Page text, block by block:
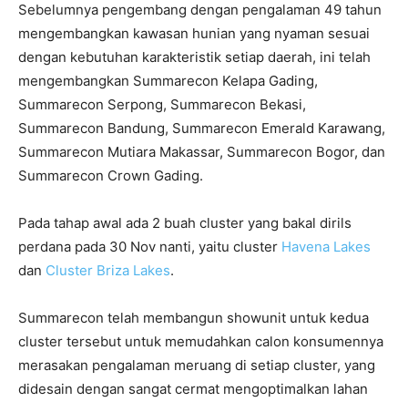
Sebelumnya pengembang dengan pengalaman 49 tahun
mengembangkan kawasan hunian yang nyaman sesuai
dengan kebutuhan karakteristik setiap daerah, ini telah
mengembangkan Summarecon Kelapa Gading,
Summarecon Serpong, Summarecon Bekasi,
Summarecon Bandung, Summarecon Emerald Karawang,
Summarecon Mutiara Makassar, Summarecon Bogor, dan
Summarecon Crown Gading.
Pada tahap awal ada 2 buah cluster yang bakal dirils
perdana pada 30 Nov nanti, yaitu cluster Havena Lakes
dan Cluster Briza Lakes.
Summarecon telah membangun showunit untuk kedua
cluster tersebut untuk memudahkan calon konsumennya
merasakan pengalaman meruang di setiap cluster, yang
didesain dengan sangat cermat mengoptimalkan lahan